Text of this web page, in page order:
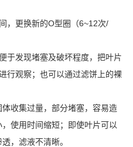
更换新的O型圈（6~12次/
发现堵塞及破坏程度，把叶片
行观察；也可以通过滤饼上的裸
收集过量，部分堵塞，容易造
使用时间缩短；即使叶片可以
，滤液不清晰。